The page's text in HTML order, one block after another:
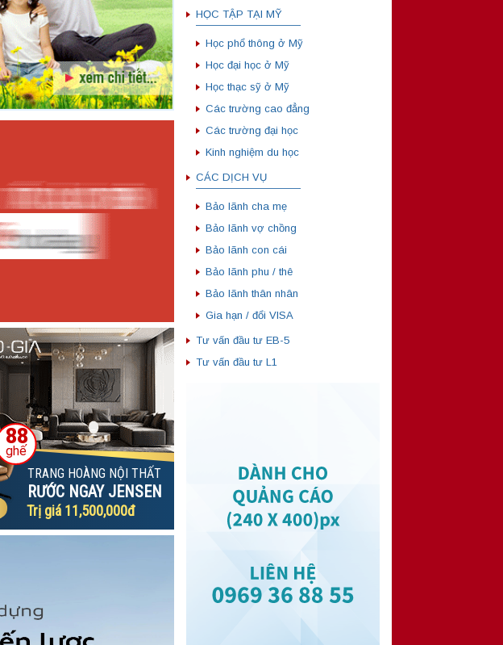
HỌC TẬP TẠI MỸ
——————————
Học phổ thông ở Mỹ
Học đại học ở Mỹ
Học thạc sỹ ở Mỹ
Các trường cao đẳng
Các trường đại học
Kinh nghiệm du học
CÁC DỊCH VỤ
——————————
Bảo lãnh cha mẹ
Bảo lãnh vợ chồng
Bảo lãnh con cái
Bảo lãnh phu / thê
Bảo lãnh thân nhân
Gia hạn / đổi VISA
Tư vấn đầu tư EB-5
Tư vấn đầu tư L1